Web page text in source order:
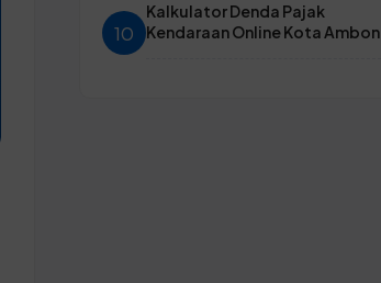
10
Kalkulator Denda Pajak
Kendaraan Online Kota Ambon